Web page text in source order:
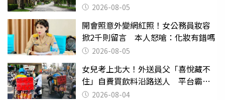
2026-08-05
開會照意外變網紅照！女公務員妝容
掀2千則留言 本人怒嗆：化妝有錯嗎
2026-08-05
女兒考上北大！外送員父「喜悅藏不
住」自費買飲料沿路送人 平台霸氣
幫付學費
2026-08-04